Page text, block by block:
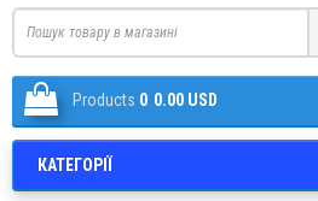
Products 0 0.00 USD
КАТЕГОРІЇ